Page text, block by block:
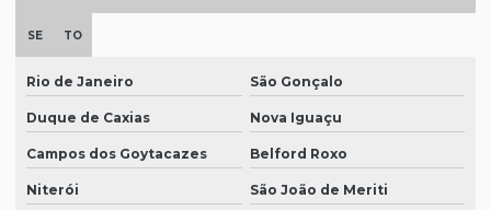
SE TO
Rio de Janeiro São Gonçalo
Duque de Caxias Nova Iguaçu
Campos dos Goytacazes Belford Roxo
Niterói São João de Meriti